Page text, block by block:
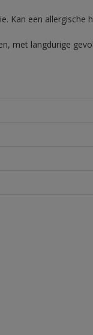
Kan een allergische
met langdurige